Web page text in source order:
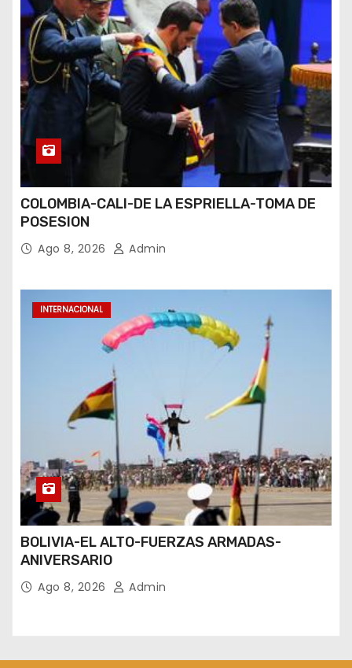
COLOMBIA-CALI-DE LA ESPRIELLA-TOMA DE
POSESION
Ago 8, 2026 Admin
INTERNACIONAL
BOLIVIA-EL ALTO-FUERZAS ARMADAS-
ANIVERSARIO
Ago 8, 2026 Admin